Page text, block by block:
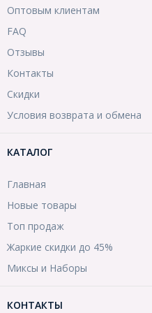
Оптовым клиентам
FAQ
Отзывы
Контакты
Скидки
Условия возврата и обмена
КАТАЛОГ
Главная
Новые товары
Топ продаж
Жаркие скидки до 45%
Миксы и Наборы
КОНТАКТЫ